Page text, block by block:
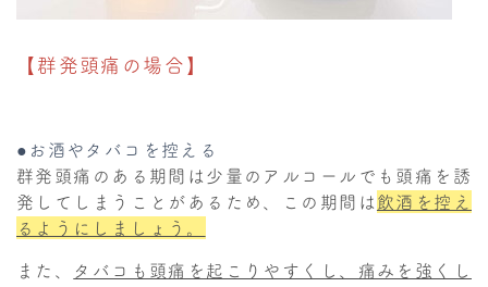
【群発頭痛の場合】
●お酒やタバコを控える
群発頭痛のある期間は少量のアルコールでも頭痛を誘
発してしまうことがあるため、この期間は飲酒を控え
るようにしましょう。
また、
タバコも頭痛を起こりやすくし、痛みを強くし